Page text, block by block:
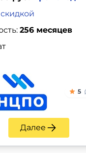
256 месяцев
5
Далее